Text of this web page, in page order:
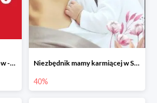
Cała wyprzedaż ubrań i butów -50% Niezbędnik mamy karmiącej w Smyku do -40%
40%